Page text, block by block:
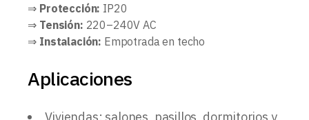
⇒ Protección: IP20
⇒ Tensión: 220–240V AC
⇒ Instalación: Empotrada en techo
Aplicaciones
Viviendas: salones, pasillos, dormitorios y